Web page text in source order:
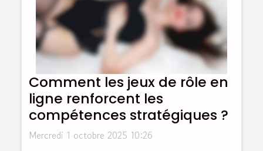
Comment les jeux de rôle en
ligne renforcent les
compétences stratégiques ?
Mercredi 1 octobre 2025 10:26